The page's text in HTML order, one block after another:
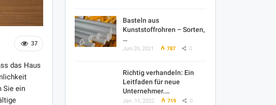
37
das Haus
Sie ein
Basteln aus
Kunststoffrohren – Sorten,
…
Juni 20, 2021 787 0
Richtig verhandeln: Ein
Leitfaden für neue
Unternehmer.…
Jan. 11, 2022 719 0